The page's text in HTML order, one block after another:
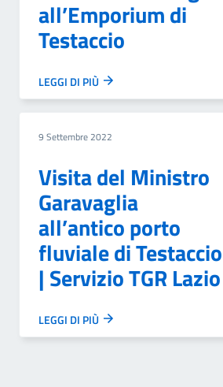
all’Emporium di
Testaccio
LEGGI DI PIÙ
9 Settembre 2022
Visita del Ministro
Garavaglia
all’antico porto
fluviale di Testaccio
| Servizio TGR Lazio
LEGGI DI PIÙ